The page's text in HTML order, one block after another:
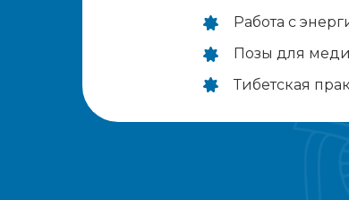
Позы для
Тибетская
Работа с